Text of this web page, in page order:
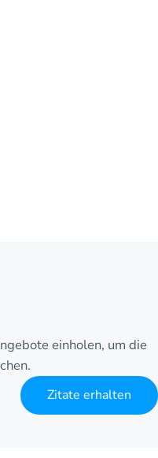
einholen, um die
Zitate erhalten